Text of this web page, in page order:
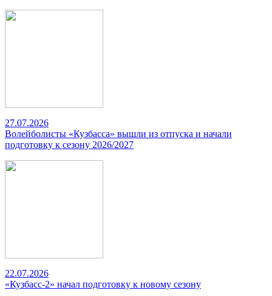
27.07.2026
Волейболисты «Кузбасса» вышли из отпуска и начали
подготовку к сезону 2026/2027
22.07.2026
«Кузбасс-2» начал подготовку к новому сезону